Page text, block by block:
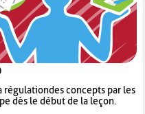
des concepts par les
dès le début de la leçon.